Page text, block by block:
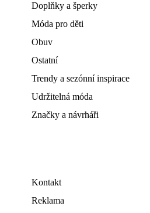
Doplňky a šperky
Móda pro děti
Obuv
Ostatní
Trendy a sezónní inspirace
Udržitelná móda
Značky a návrháři
Kontakt
Reklama